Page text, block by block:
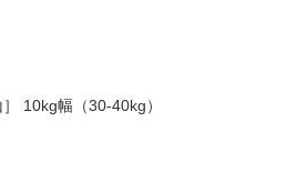
10kg幅（30-40kg）